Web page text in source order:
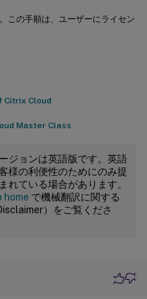
。この手順は、ユーザーにライセン
Citrix Cloud
Master Class
ジョンは英語版です。英語
様の利便性のためにのみ提
れている場合があります。
home で機械翻訳に関する
）をご覧くださ